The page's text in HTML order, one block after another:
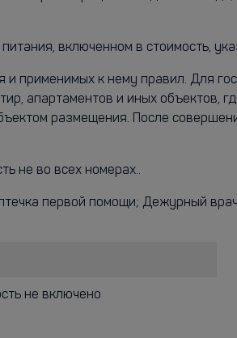
включенном в стоимость,
применимых к нему правил. Для
апартаментов и иных объектов,
размещения. После
не во всех номерах..
первой помощи; Дежурный
не включено